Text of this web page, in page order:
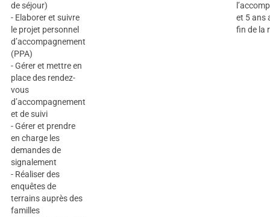
de séjour)
- Elaborer et suivre
le projet personnel
d’accompagnement
(PPA)
- Gérer et mettre en
place des rendez-
vous
d’accompagnement
et de suivi
- Gérer et prendre
en charge les
demandes de
signalement
- Réaliser des
enquêtes de
terrains auprès des
familles
et 5 ans
fin de la